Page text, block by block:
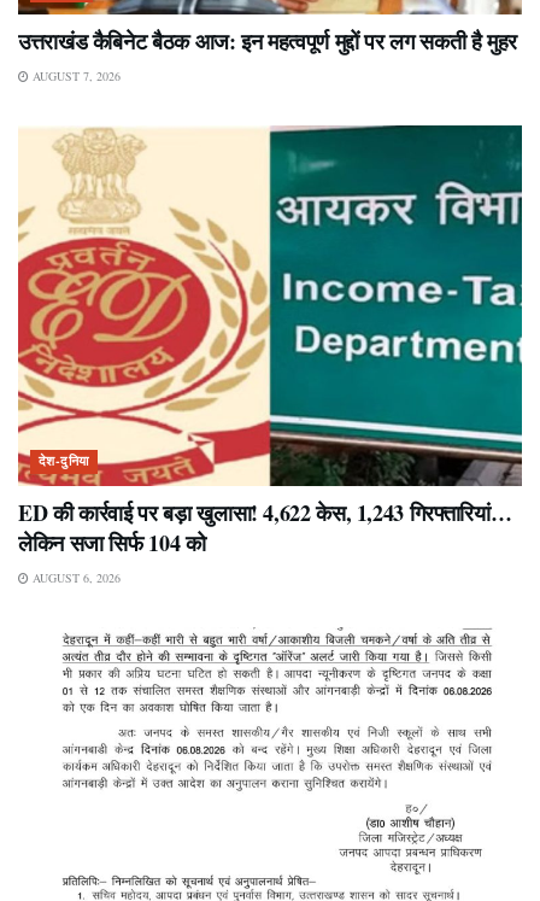
उत्तराखंड कैबिनेट बैठक आज: इन महत्वपूर्ण मुद्दों पर लग सकती है मुहर
AUGUST 7, 2026
देश-दुनिया
ED की कार्रवाई पर बड़ा खुलासा! 4,622 केस, 1,243 गिरफ्तारियां…
लेकिन सजा सिर्फ 104 को
AUGUST 6, 2026